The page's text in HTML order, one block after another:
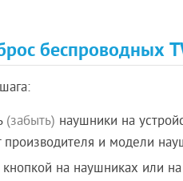
беспроводных
(забыть) наушники на
производителя и модели
кнопкой на наушниках или